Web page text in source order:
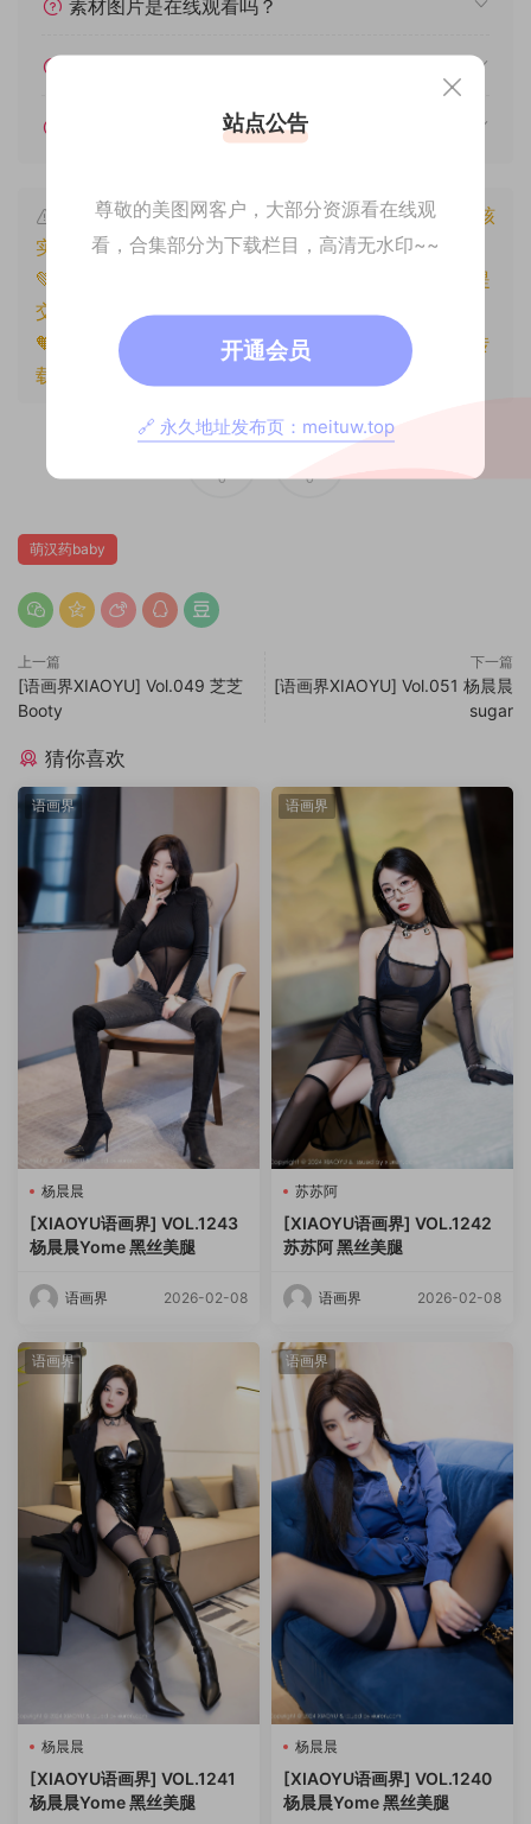
素材图片是在线观看吗？
遇见其他问题怎么办？
本文资源仅供个人参考学习，请勿批量搬运，一经核
实将封禁账号权限！
💚本文资源均来源网友分享，若侵犯了您的权益可以提
交工单处理。
🧡原文链接：
https://www.znjxg.com/1355.html
，转
载请注明出处。
0 0
萌汉药baby
上一篇
[语画界XIAOYU] Vol.049 芝芝
Booty
下一篇
[语画界XIAOYU] Vol.051 杨晨晨
sugar
猜你喜欢
语画界
杨晨晨
[XIAOYU语画界] VOL.1243
杨晨晨Yome 黑丝美腿
语画界 2026-02-08
语画界
苏苏阿
[XIAOYU语画界] VOL.1242
苏苏阿 黑丝美腿
语画界 2026-02-08
语画界
杨晨晨
[XIAOYU语画界] VOL.1241
杨晨晨Yome 黑丝美腿
语画界
杨晨晨
[XIAOYU语画界] VOL.1240
杨晨晨Yome 黑丝美腿
站点公告
尊敬的美图网客户，大部分资源看在线观
看，合集部分为下载栏目，高清无水印~~
开通会员
🔗 永久地址发布页：meituw.top